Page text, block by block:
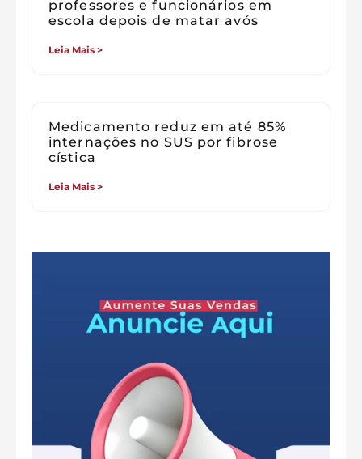
professores e funcionários em
escola depois de matar avós
Leia Mais >
Medicamento reduz em até 85%
internações no SUS por fibrose
cística
Leia Mais >